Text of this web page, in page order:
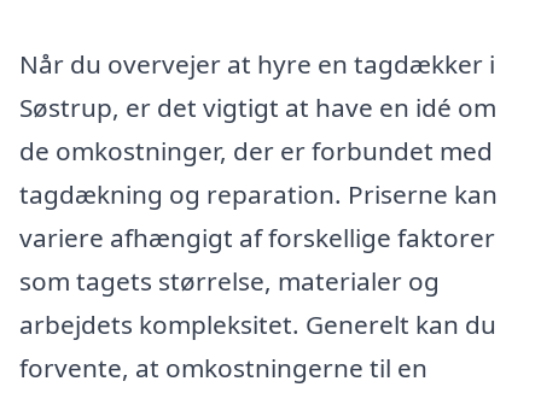
Når du overvejer at hyre en tagdækker i
Søstrup, er det vigtigt at have en idé om
de omkostninger, der er forbundet med
tagdækning og reparation. Priserne kan
variere afhængigt af forskellige faktorer
som tagets størrelse, materialer og
arbejdets kompleksitet. Generelt kan du
forvente, at omkostningerne til en